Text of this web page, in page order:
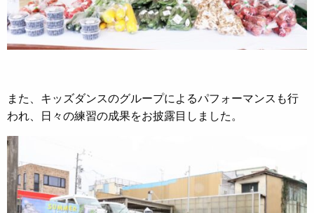
また、キッズダンスのグループによるパフォーマンスも行
われ、日々の練習の成果をお披露目しました。